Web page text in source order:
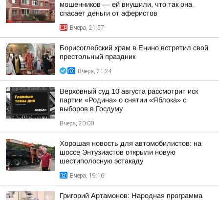
мошенников — ей внушили, что так она
спасает деньги от аферистов
Вчера, 21:57
Борисоглебский храм в Енино встретил свой
престольный праздник
Вчера, 21:24
Верховный суд 10 августа рассмотрит иск
партии «Родина» о снятии «Яблока» с
выборов в Госдуму
Вчера, 20:00
Хорошая новость для автомобилистов: на
шоссе Энтузиастов открыли новую
шестиполосную эстакаду
Вчера, 19:16
Григорий Артамонов: Народная программа